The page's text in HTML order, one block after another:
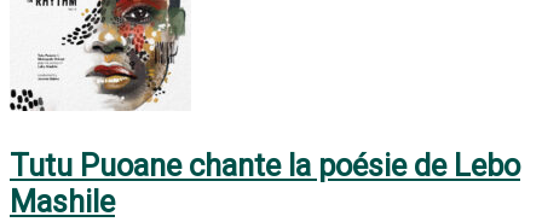
Tutu Puoane chante la poésie de Lebo
Mashile